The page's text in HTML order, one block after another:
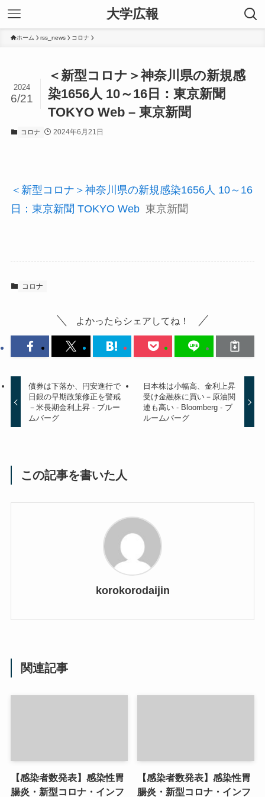
大学広報
ホーム rss_news コロナ
＜新型コロナ＞神奈川県の新規感
染1656人 10～16日：東京新聞
TOKYO Web – 東京新聞
2024
6/21
コロナ 2024年6月21日
＜新型コロナ＞神奈川県の新規感染1656人 10～16
日：東京新聞 TOKYO Web 東京新聞
コロナ
よかったらシェアしてね！
債券は下落か、円安進行で
日銀の早期政策修正を警戒
－米長期金利上昇 - ブルー
ムバーグ
日本株は小幅高、金利上昇
受け金融株に買い－原油関
連も高い - Bloomberg - ブ
ルームバーグ
この記事を書いた人
korokorodaijin
関連記事
【感染者数発表】感染性胃
腸炎・新型コロナ・インフ
【感染者数発表】感染性胃
腸炎・新型コロナ・インフ